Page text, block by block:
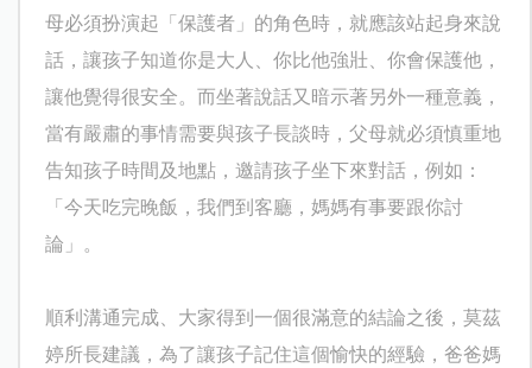
母必須扮演起「保護者」的角色時，就應該站起身來說
話，讓孩子知道你是大人、你比他強壯、你會保護他，
讓他覺得很安全。而坐著說話又暗示著另外一種意義，
當有嚴肅的事情需要與孩子長談時，父母就必須慎重地
告知孩子時間及地點，邀請孩子坐下來對話，例如：
「今天吃完晚飯，我們到客廳，媽媽有事要跟你討
論」。
順利溝通完成、大家得到一個很滿意的結論之後，莫茲
婷所長建議，為了讓孩子記住這個愉快的經驗，爸爸媽